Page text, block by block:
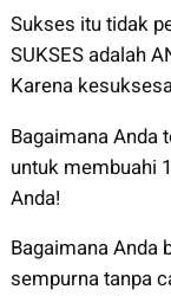
Sukses itu tidak
SUKSES adalah
Karena
Bagaimana Anda
untuk membuahi
Anda!
Bagaimana Anda
sempurna tanpa